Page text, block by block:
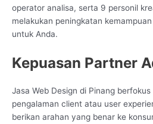
operator analisa, serta 9 personil
melakukan peningkatan
untuk Anda.
Kepuasan Partner
Jasa Web Design di Pinang
pengalaman client atau user
berikan arahan yang benar ke